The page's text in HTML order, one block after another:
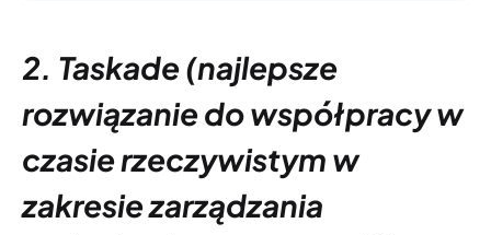
2. Taskade (najlepsze
rozwiązanie do współpracy w
czasie rzeczywistym w
zakresie zarządzania